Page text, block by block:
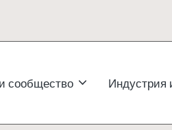
сообщество Индустрия